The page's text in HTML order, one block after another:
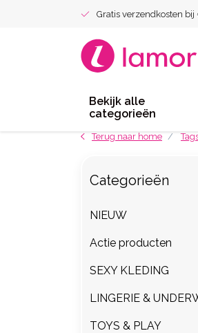
Gratis verzendkosten
Bekijk alle
categorieën
Terug naar home
Categorieën
NIEUW
Actie producten
SEXY KLEDING
LINGERIE &
TOYS & PLAY